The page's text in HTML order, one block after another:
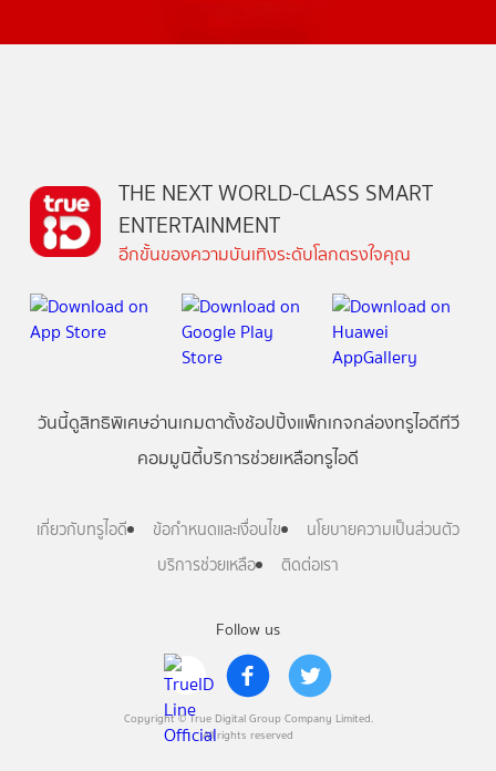
Follow us
Copyright © True Digital Group Company Limited.
All rights reserved
THE NEXT WORLD-CLASS SMART
ENTERTAINMENT
อีกขั้นของความบันเทิงระดับโลกตรงใจคุณ
วันนี้ดูสิทธิพิเศษอ่านเกมตาตั้งช้อปปิ้งแพ็กเกจกล่องทรูไอดีทีวี
คอมมูนิตี้บริการช่วยเหลือทรูไอดี
เกี่ยวกับทรูไอดี ข้อกำหนดและเงื่อนไข
นโยบายความเป็นส่วนตัว
บริการช่วยเหลือ
ติดต่อเรา